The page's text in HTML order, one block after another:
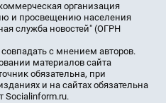
организация
и просвещению населения
служба новостей" (ОГРН
с мнением авторов.
материалов сайта
обязательна, при
и на сайтах обязательна
Socialinform.ru.